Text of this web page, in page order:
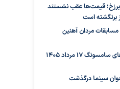
برزخ؛ قیمت‌ها عقب نشستند
برنگشته است
مردان آهنین
17 مرداد 1405
سینما درگذشت